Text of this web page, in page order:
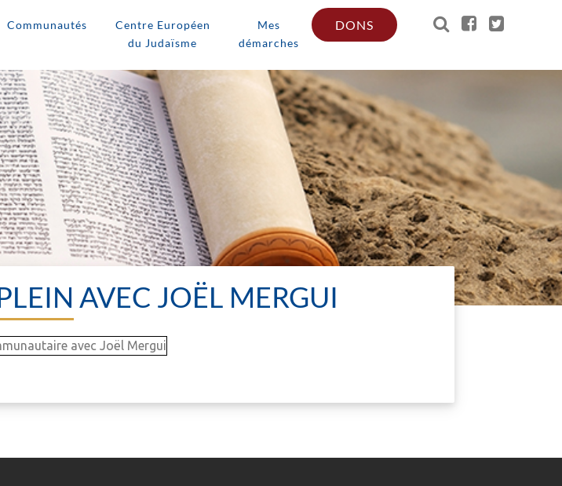
Communautés
Centre Européen
du Judaïsme
Mes
démarches
DONS
AVEC JOËL MERGUI